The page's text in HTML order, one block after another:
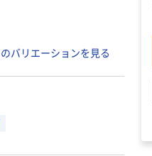
バリエーションを見る